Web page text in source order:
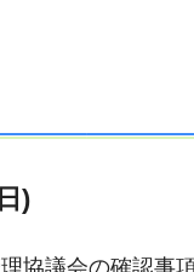
)
協議会の確認事